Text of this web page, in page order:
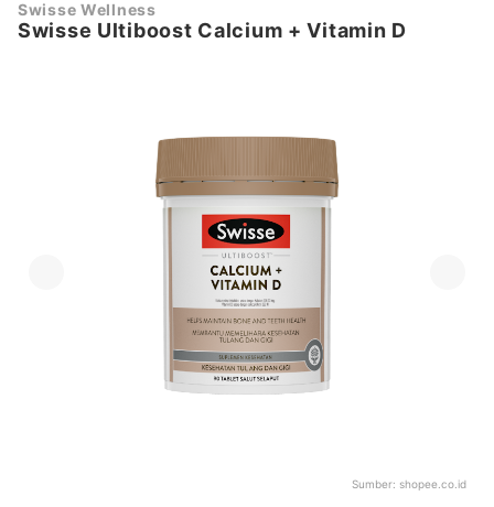
Swisse Wellness
Swisse Ultiboost Calcium + Vitamin D
Sumber: shopee.co.id